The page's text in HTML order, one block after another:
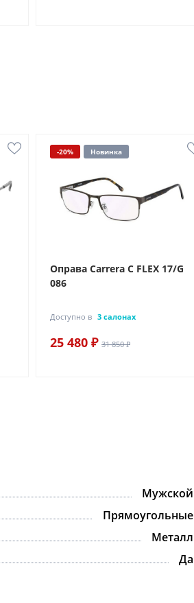
-20% Новинка
Оправа Carrera C FLEX 17/G
086
Доступно в 3 салонах
25 480 ₽ 31 850 ₽
Мужской
Прямоугольные
Металл
Да